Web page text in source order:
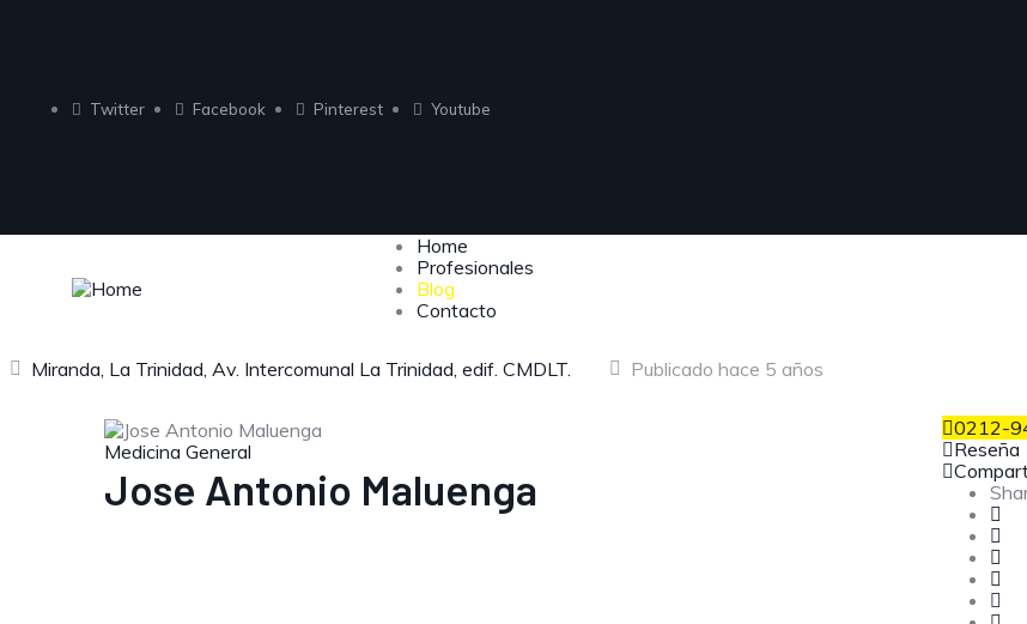
Twitter Facebook Pinterest Youtube
Home
Profesionales
Blog
Contacto
Miranda, La Trinidad, Av. Intercomunal La Trinidad, edif. CMDLT. Publicado hace 5 años
Medicina General
Jose Antonio Maluenga
0212-
Reseña